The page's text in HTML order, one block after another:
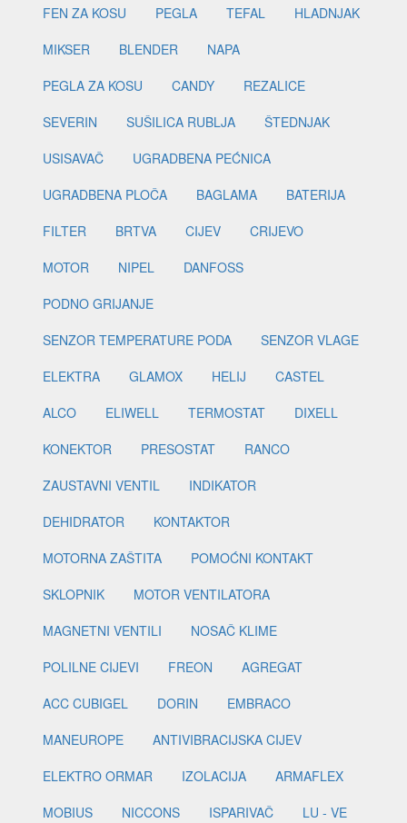
FEN ZA KOSU
PEGLA TEFAL
HLADNJAK
MIKSER
BLENDER
NAPA
PEGLA ZA KOSU
CANDY
REZALICE
SEVERIN
SUŠILICA RUBLJA
ŠTEDNJAK
USISAVAČ
UGRADBENA PEĆNICA
UGRADBENA PLOČA
BAGLAMA
BATERIJA
FILTER
BRTVA CIJEV
CRIJEVO
MOTOR
NIPEL
DANFOSS
PODNO GRIJANJE
SENZOR TEMPERATURE PODA
SENZOR VLAGE
ELEKTRA
GLAMOX HELIJ
CASTEL
ALCO
ELIWELL TERMOSTAT
DIXELL
KONEKTOR
PRESOSTAT
RANCO
ZAUSTAVNI VENTIL
INDIKATOR
DEHIDRATOR
KONTAKTOR
MOTORNA ZAŠTITA
POMOĆNI KONTAKT
SKLOPNIK
MOTOR VENTILATORA
MAGNETNI VENTILI
NOSAČ KLIME
POLILNE CIJEVI
FREON
AGREGAT
ACC CUBIGEL
DORIN
EMBRACO
MANEUROPE
ANTIVIBRACIJSKA CIJEV
ELEKTRO ORMAR
IZOLACIJA
ARMAFLEX
MOBIUS
NICCONS ISPARIVAČ
LU - VE